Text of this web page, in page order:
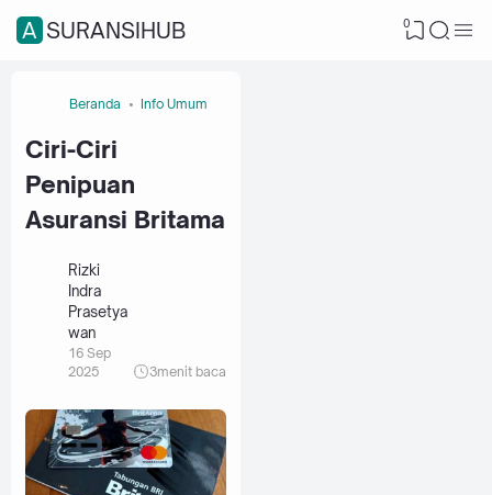
ASURANSIHUB 0
Beranda Info Umum
Ciri-Ciri
Penipuan
Asuransi Britama
Rizki
Indra
Prasetya
wan
16 Sep
2025
3menit baca